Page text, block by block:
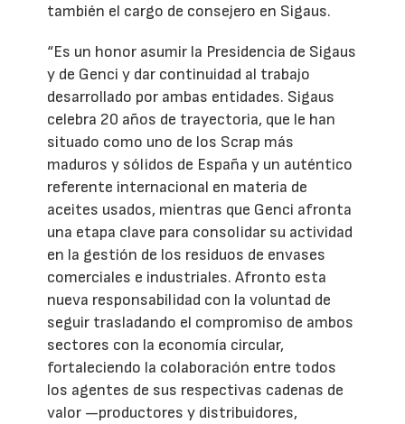
también el cargo de consejero en Sigaus.
“Es un honor asumir la Presidencia de Sigaus
y de Genci y dar continuidad al trabajo
desarrollado por ambas entidades. Sigaus
celebra 20 años de trayectoria, que le han
situado como uno de los Scrap más
maduros y sólidos de España y un auténtico
referente internacional en materia de
aceites usados, mientras que Genci afronta
una etapa clave para consolidar su actividad
en la gestión de los residuos de envases
comerciales e industriales. Afronto esta
nueva responsabilidad con la voluntad de
seguir trasladando el compromiso de ambos
sectores con la economía circular,
fortaleciendo la colaboración entre todos
los agentes de sus respectivas cadenas de
valor —productores y distribuidores,